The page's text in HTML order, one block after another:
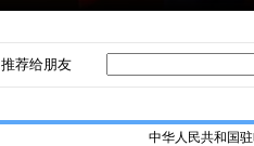
推荐给朋友
中华人民共和国